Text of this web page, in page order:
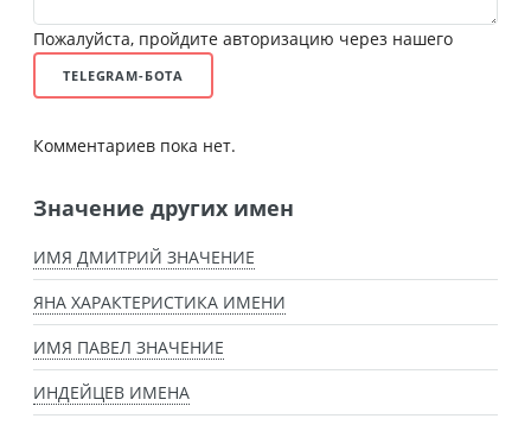
Пожалуйста, пройдите авторизацию через нашего
TELEGRAM-БОТА
Комментариев пока нет.
Значение других имен
ИМЯ ДМИТРИЙ ЗНАЧЕНИЕ
ЯНА ХАРАКТЕРИСТИКА ИМЕНИ
ИМЯ ПАВЕЛ ЗНАЧЕНИЕ
ИНДЕЙЦЕВ ИМЕНА